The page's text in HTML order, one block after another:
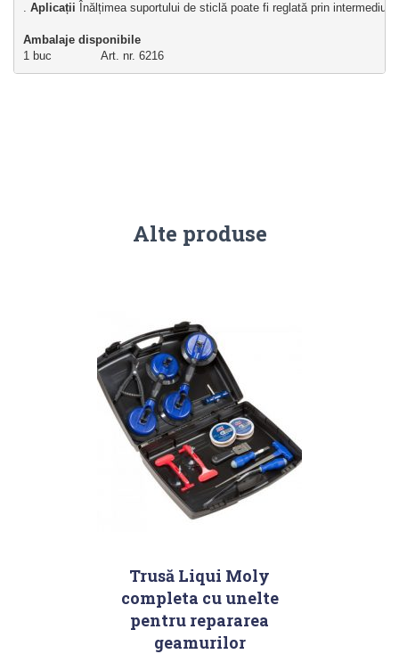
. Aplicații Înălțimea suportului de sticlă poate fi reglată prin intermediul
Ambalaje disponibile
1 buc              Art. nr. 6216
Alte produse
Trusă Liqui Moly
completa cu unelte
pentru repararea
geamurilor